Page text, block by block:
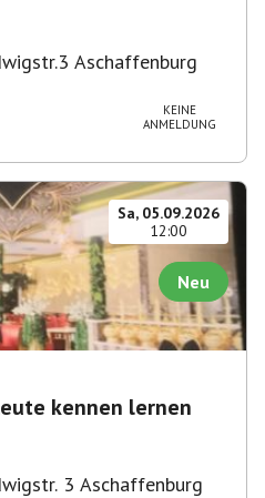
Aschaffenburg
KEINE
ANMELDUNG
Sa, 05.09.2026
12:00
Neu
kennen lernen
3 Aschaffenburg